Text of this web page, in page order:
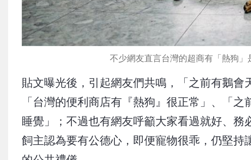
不少網友直言台灣的超商有「熱狗」
貼文曝光後，引起網友們共鳴，「之前有鵝會
「台灣的便利商店有『熱狗』很正常」、「
睡覺」；不過也有網友呼籲大家看過就好、
飼主認為要有公德心，即便寵物很乖，仍堅